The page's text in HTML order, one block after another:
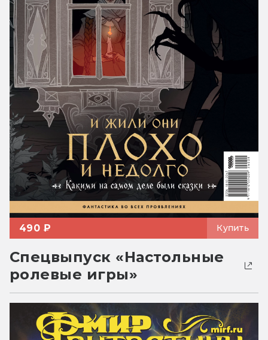
490 ₽ Купить
Спецвыпуск «Настольные
ролевые игры»